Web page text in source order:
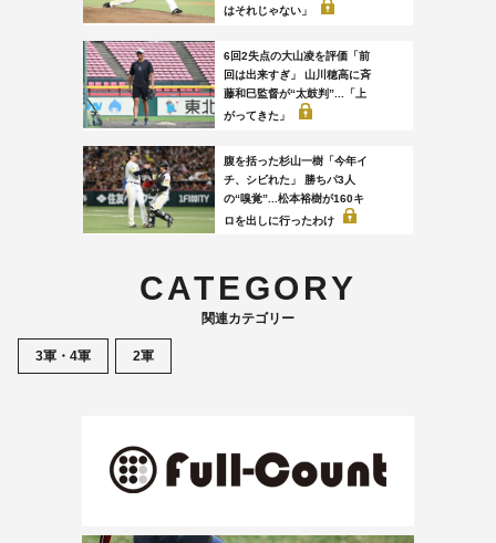
はそれじゃない」
6回2失点の大山凌を評価「前
回は出来すぎ」 山川穂高に斉
藤和巳監督が“太鼓判”...「上
がってきた」
腹を括った杉山一樹「今年イ
チ、シビれた」 勝ちパ3人
の“嗅覚”...松本裕樹が160キ
ロを出しに行ったわけ
CATEGORY
関連カテゴリー
3軍・4軍 2軍